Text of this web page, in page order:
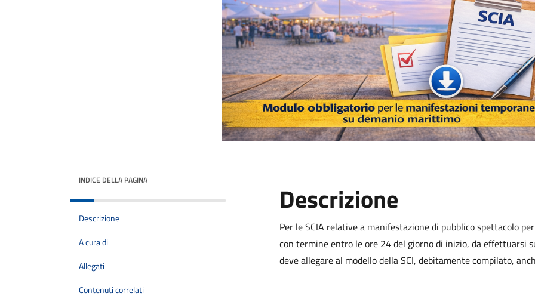
INDICE DELLA PAGINA
Descrizione
A cura di
Allegati
Contenuti correlati
Descrizione
Per le SCIA relative a manifestazione di pubblico spettacolo
con termine entro le ore 24 del giorno di inizio, da effettuarsi
deve allegare al modello della SCI, debitamente compilato,